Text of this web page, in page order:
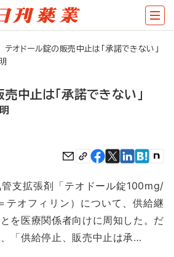
テオドール錠の販売中止は「承諾できない」
中止は「承諾できない」
支拡張剤「テオドール錠100mg/
テオフィリン）について、供給継
を医療関係者向けに周知した。だ
「供給停止、販売中止は承…